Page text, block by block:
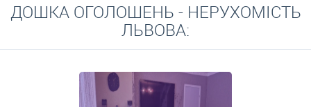
ДОШКА ОГОЛОШЕНЬ - НЕРУХОМІСТЬ
ЛЬВОВА: